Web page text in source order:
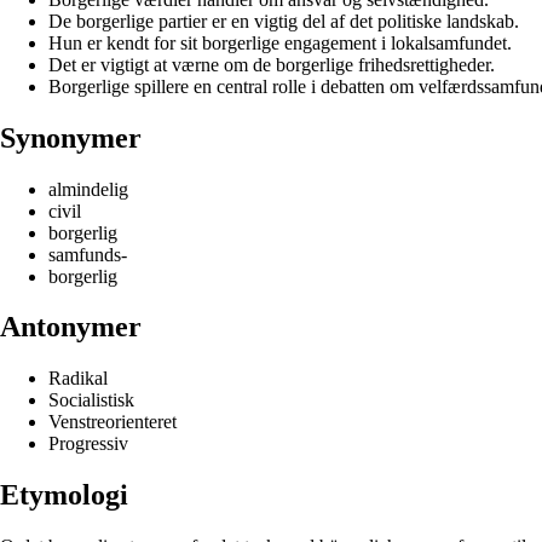
De borgerlige partier er en vigtig del af det politiske landskab.
Hun er kendt for sit borgerlige engagement i lokalsamfundet.
Det er vigtigt at værne om de borgerlige frihedsrettigheder.
Borgerlige spillere en central rolle i debatten om
Synonymer
almindelig
civil
borgerlig
samfunds-
borgerlig
Antonymer
Radikal
Socialistisk
Venstreorienteret
Progressiv
Etymologi